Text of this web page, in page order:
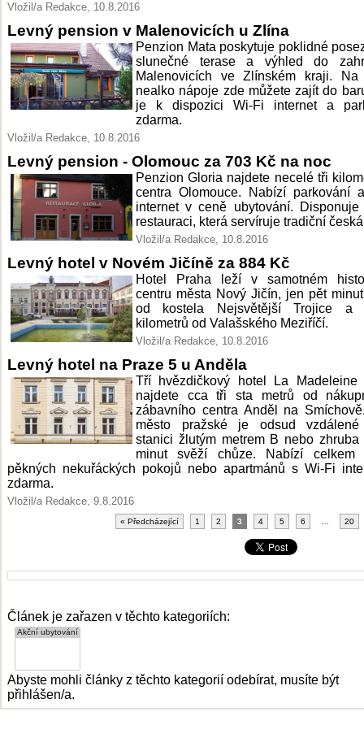
Vložil/a Redakce, 10.8.2016
Levný pension v Malenovicích u Zlína
Penzion Mata poskytuje poklidné
slunečné terase a výhled do
Malenovicích ve Zlínském kraji.
nealko nápoje zde můžete zajít do
je k dispozici Wi-Fi internet a
zdarma.
Vložil/a Redakce, 10.8.2016
Levný pension - Olomouc za 703 Kč na noc
Penzion Gloria najdete necelé tři
centra Olomouce. Nabízí parkování
internet v ceně ubytování. Disponuje
restauraci, která servíruje tradiční
Vložil/a Redakce, 10.8.2016
Levný hotel v Novém Jičíně za 884 Kč
Hotel Praha leží v samotném
centru města Nový Jičín, jen pět
od kostela Nejsvětější Trojice a
kilometrů od Valašského Meziříčí.
Vložil/a Redakce, 10.8.2016
Levný hotel na Praze 5 u Anděla
Tří hvězdičkový hotel La Madeleine
najdete cca tři sta metrů od
zábavního centra Anděl na
město pražské je odsud
stanici žlutým metrem B nebo zhruba
minut svěží chůze. Nabízí celkem
pěkných nekuřáckých pokojů nebo apartmánů s Wi-Fi
zdarma.
Vložil/a Redakce, 9.8.2016
« Předcházející 1 2 3 4 5 6 20
Článek je zařazen v těchto kategoriích:
Abyste mohli články z těchto kategorií odebírat, musíte být
přihlášen/a.